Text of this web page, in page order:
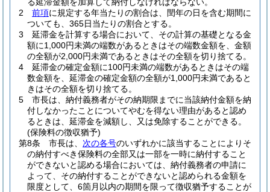
2
前項に規定する年当たりの割合は、閏年の日を含む期間に
ついても、365日当たりの割合とする。
3
延滞金を計算する場合において、その計算の基礎となる金
額に1,000円未満の端数があるときはその端数金額を、金額
の全額が2,000円未満であるときはその全額を切り捨てる。
4
延滞金の確定金額に100円未満の端数があるときはその端
数金額を、延滞金の確定金額の全額が1,000円未満であると
きはその全額を切り捨てる。
5
市長は、納付義務者がその納期限までに当該納付金額を納
付しなかったことについてやむを得ない理由があると認め
るときは、延滞金を減額し、又は免除することができる。
(保険料の徴収猶予)
第8条
市長は、 次の各号のいずれかに該当することによりそ
の納付すべき保険料の全部又は一部を一時に納付すること
ができないと認める場合においては、納付義務者の申請に
よって、その納付することができないと認められる金額を
限度として、6箇月以内の期間を限って徴収猶予することが